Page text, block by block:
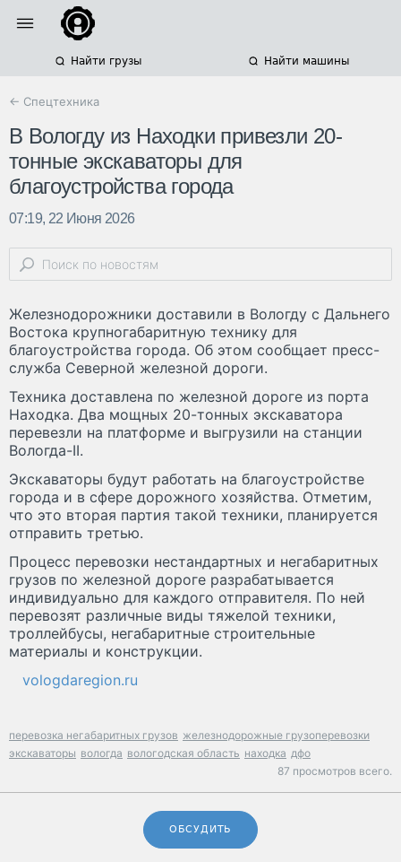
Найти грузы Найти машины
← Спецтехника
В Вологду из Находки привезли 20-
тонные экскаваторы для
благоустройства города
07:19, 22 Июня 2026
Железнодорожники доставили в Вологду с Дальнего
Востока крупногабаритную технику для
благоустройства города. Об этом сообщает пресс-
служба Северной железной дороги.
Техника доставлена по железной дороге из порта
Находка. Два мощных 20-тонных экскаватора
перевезли на платформе и выгрузили на станции
Вологда-II.
Экскаваторы будут работать на благоустройстве
города и в сфере дорожного хозяйства. Отметим,
что это вторая партия такой техники, планируется
отправить третью.
Процесс перевозки нестандартных и негабаритных
грузов по железной дороге разрабатывается
индивидуально для каждого отправителя. По ней
перевозят различные виды тяжелой техники,
троллейбусы, негабаритные строительные
материалы и конструкции.
vologdaregion.ru
перевозка негабаритных грузов железнодорожные грузоперевозки
экскаваторы вологда вологодская область находка дфо
87 просмотров всего.
ОБСУДИТЬ